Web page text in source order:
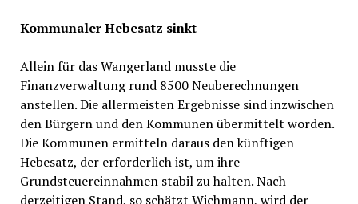
Kommunaler Hebesatz sinkt
Allein für das Wangerland musste die
Finanzverwaltung rund 8500 Neuberechnungen
anstellen. Die allermeisten Ergebnisse sind inzwischen
den Bürgern und den Kommunen übermittelt worden.
Die Kommunen ermitteln daraus den künftigen
Hebesatz, der erforderlich ist, um ihre
Grundsteuereinnahmen stabil zu halten. Nach
derzeitigen Stand, so schätzt Wichmann, wird der